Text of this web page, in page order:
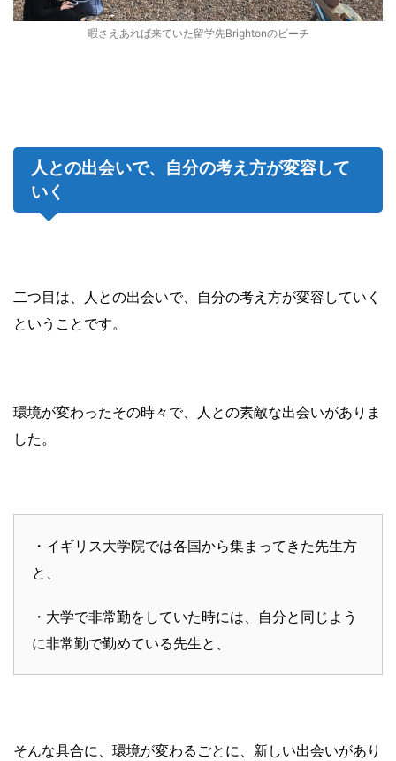
暇さえあれば来ていた留学先Brightonのビーチ
人との出会いで、自分の考え方が変容して
いく
二つ目は、人との出会いで、自分の考え方が変容していく
ということです。
環境が変わったその時々で、人との素敵な出会いがありま
した。
・イギリス大学院では各国から集まってきた先生方
と、
・大学で非常勤をしていた時には、自分と同じよう
に非常勤で勤めている先生と、
そんな具合に、環境が変わるごとに、新しい出会いがあり